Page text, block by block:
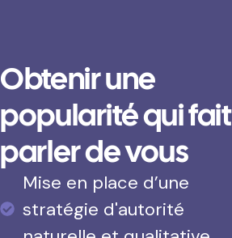
Obtenir une
popularité qui fait
parler de vous
Mise en place d’une
stratégie d'autorité